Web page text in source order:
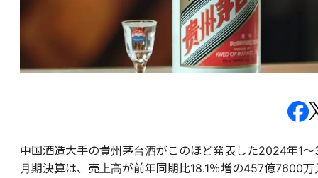
中国酒造大手の貴州茅台酒がこのほど発表した2024年1～
月期決算は、売上高が前年同期比18.1％増の457億7600万